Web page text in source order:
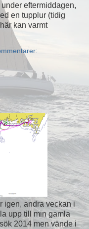
eftermiddagen,
en tupplur (tidig
kan varmt
igen, andra veckan i
upp till min gamla
2014 men vände i